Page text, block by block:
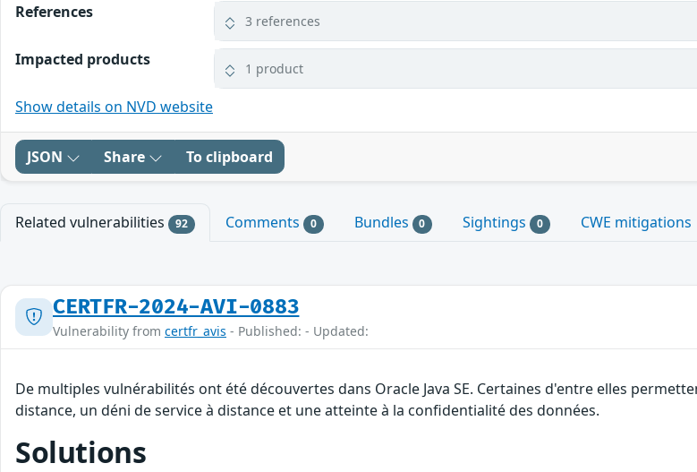
References
3 references
Impacted products 1 product
Show details on NVD website
JSON Share To clipboard
Related vulnerabilities 92 Comments 0 Bundles 0 Sightings 0 CWE mitigations
CERTFR-2024-AVI-0883
Vulnerability from certfr_avis - Published: - Updated:
De multiples vulnérabilités ont été découvertes dans Oracle Java SE. Certaines d'entre elles
distance, un déni de service à distance et une atteinte à la confidentialité des données.
Solutions